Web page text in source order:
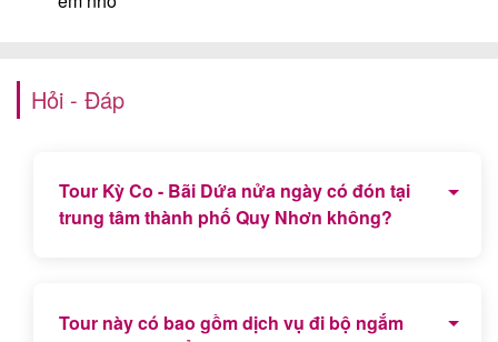
Hỏi - Đáp
Tour Kỳ Co - Bãi Dứa nửa ngày có đón tại
trung tâm thành phố Quy Nhơn không?
du khách có nhu cầu đón tại Quy Nhơn có thể đăng
Tour này có bao gồm dịch vụ đi bộ ngắm